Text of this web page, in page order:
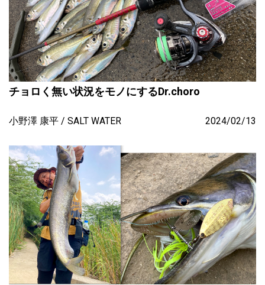
チョロく無い状況をモノにするDr.choro
小野澤 康平 SALT WATER 2024/02/13